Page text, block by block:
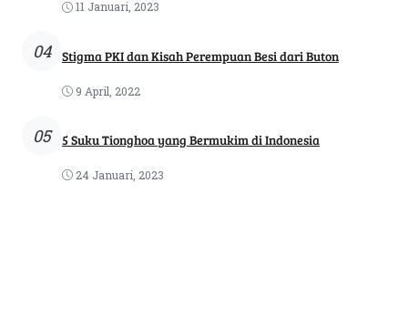
11 Januari, 2023
04 Stigma PKI dan Kisah Perempuan Besi dari Buton
9 April, 2022
05 5 Suku Tionghoa yang Bermukim di Indonesia
24 Januari, 2023